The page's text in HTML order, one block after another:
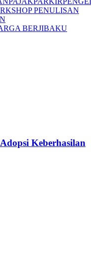
PENULISAN
BERJIBAKU
Keberhasilan